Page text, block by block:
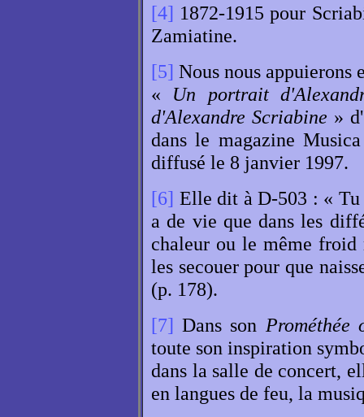
[4] 1872-1915 pour
Zamiatine.
[5] Nous nous appuierons
« Un portrait
d'Alexandre Scriabine »
dans le magazine
diffusé le 8 janvier 1997.
[6] Elle dit à D-503 : « Tu
a de vie que dans les
chaleur ou le même
les secouer pour que
(p. 178).
[7] Dans son Prométhée
toute son inspiration
dans la salle de concert,
en langues de feu, la